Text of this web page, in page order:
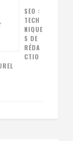
SEO :
TECH
NIQUE
S DE
RÉDA
CTIO